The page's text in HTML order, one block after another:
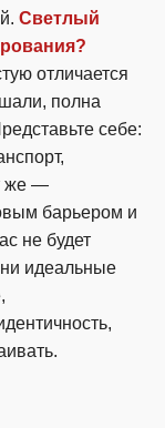
Светлый
отличается
полна
себе:
же —
барьером и
не будет
идеальные